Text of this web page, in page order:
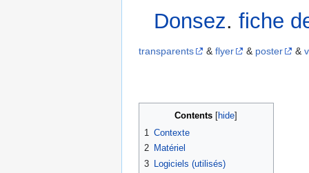
Donsez.fiche
transparents & flyer & poster &
Contents
1 Contexte
2 Matériel
3 Logiciels (utilisés)